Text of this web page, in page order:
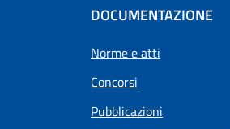
DOCUMENTAZIONE
Norme e atti
Concorsi
Pubblicazioni